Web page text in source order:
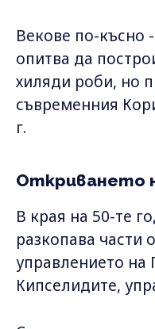
Векове по-късно
опитва да
хиляди роби, но
съвременния
г.
Откриването
В края на 50-те
разкопава части
управлението на
Кипселидите,